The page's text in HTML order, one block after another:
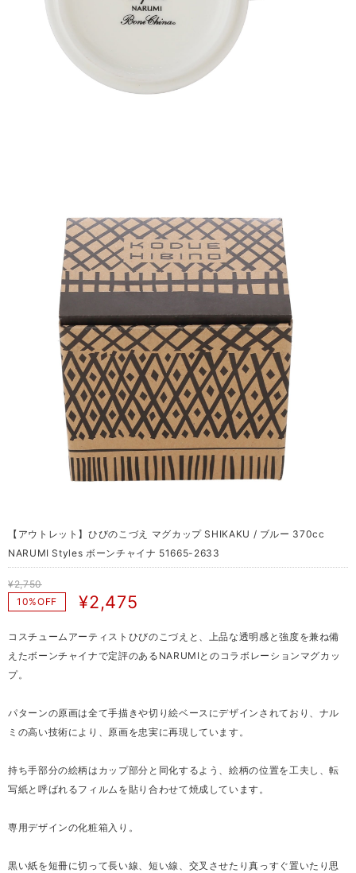
【アウトレット】ひびのこづえ マグカップ SHIKAKU / ブルー 370cc
NARUMI Styles ボーンチャイナ 51665-2633
¥2,750
10%OFF
¥2,475
コスチュームアーティストひびのこづえと、上品な透明感と強度を兼ね備
えたボーンチャイナで定評のあるNARUMIとのコラボレーションマグカッ
プ。
パターンの原画は全て手描きや切り絵ベースにデザインされており、ナル
ミの高い技術により、原画を忠実に再現しています。
持ち手部分の絵柄はカップ部分と同化するよう、絵柄の位置を工夫し、転
写紙と呼ばれるフィルムを貼り合わせて焼成しています。
専用デザインの化粧箱入り。
黒い紙を短冊に切って長い線、短い線、交叉させたり真っすぐ置いたり思